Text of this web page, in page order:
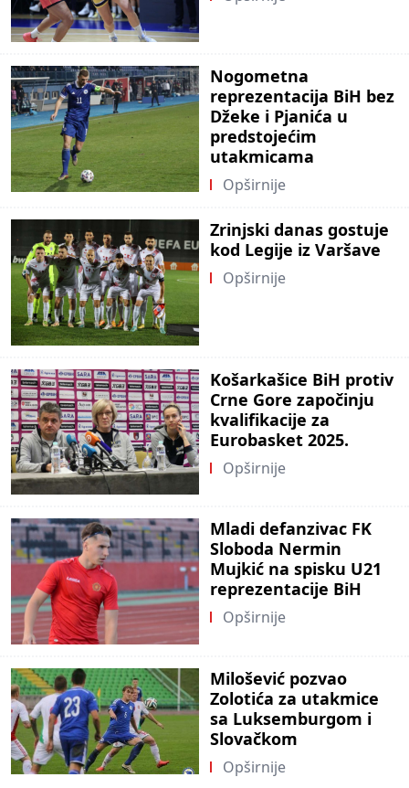
Nogometna
reprezentacija BiH bez
Džeke i Pjanića u
predstojećim
utakmicama
Opširnije
Zrinjski danas gostuje
kod Legije iz Varšave
Opširnije
Košarkašice BiH protiv
Crne Gore započinju
kvalifikacije za
Eurobasket 2025.
Opširnije
Mladi defanzivac FK
Sloboda Nermin
Mujkić na spisku U21
reprezentacije BiH
Opširnije
Milošević pozvao
Zolotića za utakmice
sa Luksemburgom i
Slovačkom
Opširnije